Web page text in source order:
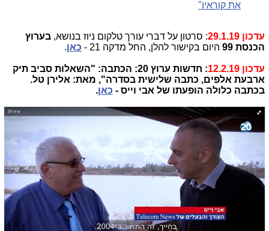
את קוראיו"
עדכון 29.1.19 : סרטון על דברי עורך טלקום ניוז בנושא, בערוץ
הכנסת 99
היום בקישור להלן, החל מדקה 21 - כאן.
עדכון 12.2.19
: חדשות ערוץ 20: הכתבה: "השאלות סביב תיק
ארבעת אלפים, כתבה שלישית בסדרה", מאת: אלירן טל.
בכתבה כלולה הופעתו של אבי וייס - כאן.